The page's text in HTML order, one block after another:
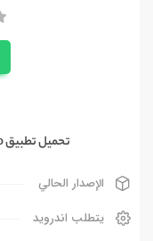
تحميل تطبيق AI Chat 4o مهكر 2026 [اخر اصدار]
الإصدار الحالي
يتطلب اندرويد